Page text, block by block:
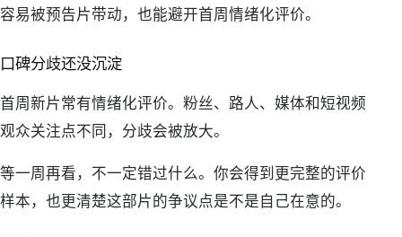
容易被预告片带动，也能避开首周情绪化评价。
口碑分歧还没沉淀
首周新片常有情绪化评价。粉丝、路人、媒体和短视频
观众关注点不同，分歧会被放大。
等一周再看，不一定错过什么。你会得到更完整的评价
样本，也更清楚这部片的争议点是不是自己在意的。